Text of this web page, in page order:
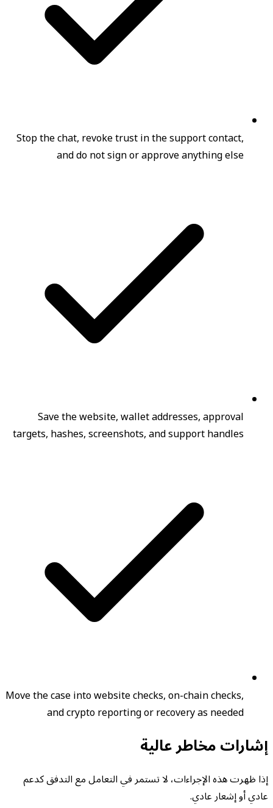
Stop the chat, revoke trust in the support contact,
and do not sign or approve anything else
Save the website, wallet addresses, approval
targets, hashes, screenshots, and support handles
Move the case into website checks, on-chain checks,
and crypto reporting or recovery as needed
إشارات مخاطر عالية
إذا ظهرت هذه الإجراءات، لا تستمر في التعامل مع التدفق كدعم
عادي أو إشعار عادي.